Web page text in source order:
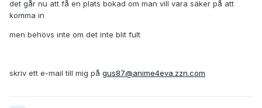
det går nu att få en plats bokad om man vill vara säker på att
komma in
men behövs inte om det inte blit fult
skriv ett e-mail till mig på gus87@anime4eva.zzn.com